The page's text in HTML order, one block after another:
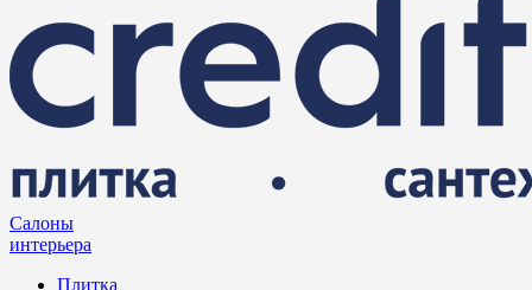
Салоны
интерьера
Плитка